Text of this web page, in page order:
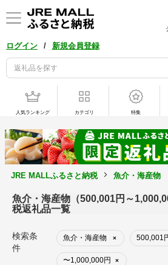
ログイン / 新規会員登録
人気ランキング カテゴリ 特集
JRE MALLふるさと納税 魚介・海産物
魚介・海産物（500,001円～
税返礼品一覧
検索条
件
魚介・海産物 × 500,001
〜1,000,000円 ×